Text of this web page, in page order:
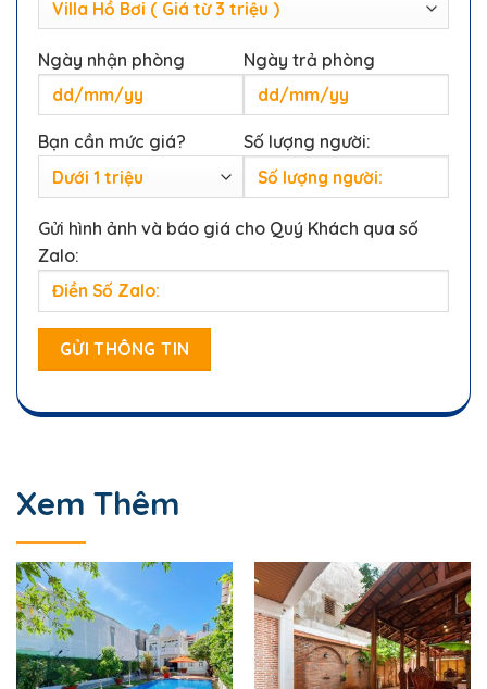
Ngày nhận phòng Ngày trả phòng
Bạn cần mức giá? Số lượng người:
Gửi hình ảnh và báo giá cho Quý Khách qua số
Zalo:
Xem Thêm